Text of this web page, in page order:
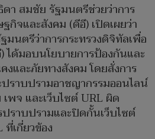
า สมชัย รัฐมนตรีช่วยว่าการ
กิจและสังคม (ดีอี) เปิดเผยว่า
นตรีว่าการกระทรวงดิจิทัลเพื่อ
ได้มอบนโยบายการป้องกันและ
และภัยทางสังคม โดยสั่งการ
ราบปรามอาชญากรรมออนไลน์
พจ และเว็บไซต์ URL ผิด
ราบปรามและปิดกั้นเว็บไซต์
เกี่ยวข้อง